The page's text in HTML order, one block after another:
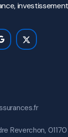
Reverchon,